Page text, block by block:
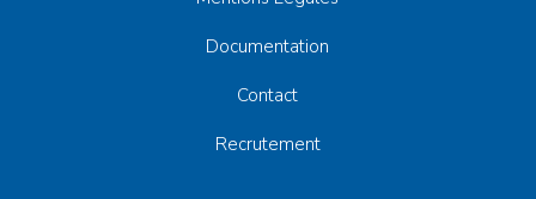
Documentation
Contact
Recrutement